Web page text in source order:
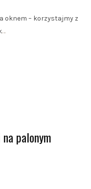
oknem – korzystajmy z
…
palonym